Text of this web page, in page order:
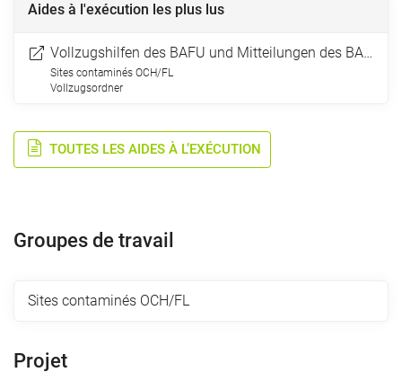
Aides à l'exécution les plus lus
Vollzugshilfen des BAFU und Mitteilungen des BAFU als Vollzugsbehörde
Sites contaminés OCH/FL
Vollzugsordner
TOUTES LES AIDES À L’EXÉCUTION
Groupes de travail
Sites contaminés OCH/FL
Projet